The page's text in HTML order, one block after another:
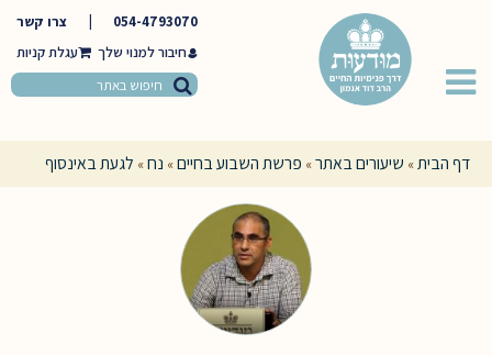
054-4793070
צרו קשר
חיבור למנוי שלך
דף הבית» שיעורים באתר» פרשת השבוע בחיים» נח» לגעת באינסוף